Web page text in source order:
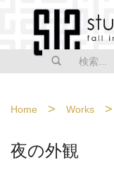
Home > Works >
夜の外観